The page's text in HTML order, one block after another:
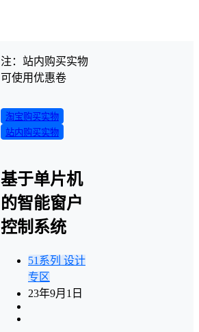
注：站内购买实物
可使用优惠卷
淘宝购买实物
站内购买实物
基于单片机
的智能窗户
控制系统
51系列 设计
专区
23年9月1日